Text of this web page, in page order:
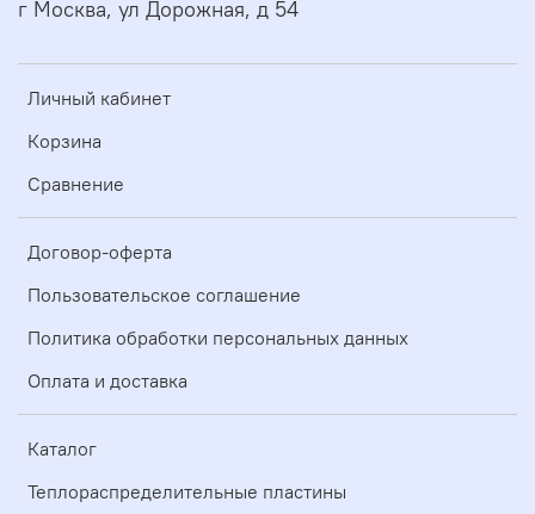
Личный кабинет
Корзина
Сравнение
Договор-оферта
Пользовательское соглашение
Политика обработки персональных данных
Оплата и доставка
Каталог
Теплораспределительные пластины
г Москва, ул Дорожная, д 54